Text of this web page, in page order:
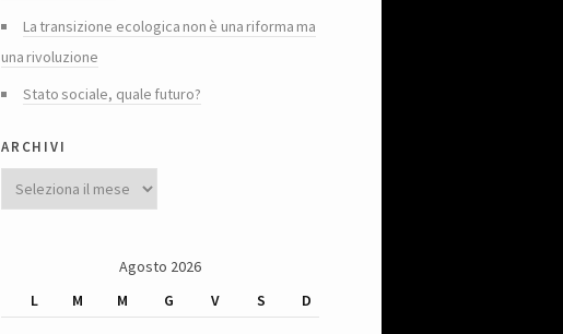
La transizione ecologica non è una riforma ma
una rivoluzione
Stato sociale, quale futuro?
archivi
Agosto 2026
L
M M G V S D